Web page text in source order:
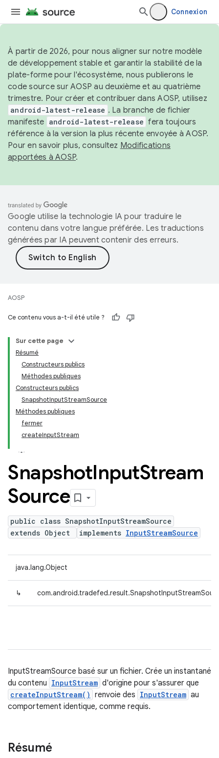
Connexion
À partir de 2026, pour nous aligner sur notre modèle
de développement stable et garantir la stabilité de la
plate-forme pour l'écosystème, nous publierons le
code source sur AOSP au deuxième et au quatrième
trimestre. Pour créer et contribuer dans AOSP, utilisez
android-latest-release . La branche de fichier
manifeste android-latest-release fera toujours
référence à la version la plus récente envoyée à AOSP.
Pour en savoir plus, consultez Modifications
apportées à AOSP.
Google utilise la technologie IA pour traduire le
contenu dans votre langue préférée. Les traductions
générées par IA peuvent contenir des erreurs.
AOSP
Ce contenu vous a-t-il été utile ?
Sur cette page
Résumé
Constructeurs publics
Méthodes publiques
Constructeurs publics
SnapshotInputStreamSource
Méthodes publiques
fermer
createInputStream
SnapshotInputStream
Source
public class SnapshotInputStreamSource
extends Object
implements InputStreamSource
java.lang.Object
↳
InputStreamSource basé sur un fichier. Crée un instantané
du contenu InputStream d'origine pour s'assurer que
createInputStream() renvoie des InputStream au
comportement identique, comme requis.
Résumé